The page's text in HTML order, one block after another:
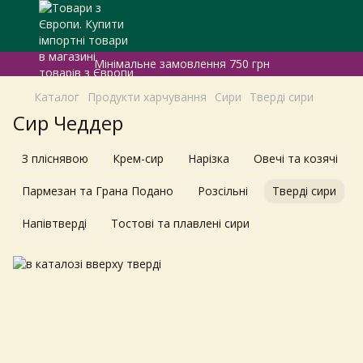
Мінімальне замовлення 750 грн
Каталог Продукти харчування Сири Тверді сири
Сир Чеддер
З пліснявою Крем-сир Нарізка Овечі та козячі
Пармезан та Грана Подано Розсільні Тверді сири
Напівтверді Тостові та плавлені сири